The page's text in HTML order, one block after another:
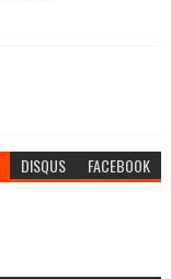
DISQUS FACEBOOK